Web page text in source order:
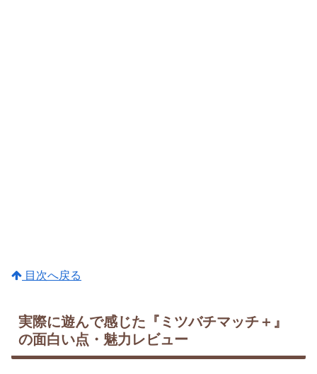
目次へ戻る
実際に遊んで感じた『ミツバチマッチ＋』
の面白い点・魅力レビュー